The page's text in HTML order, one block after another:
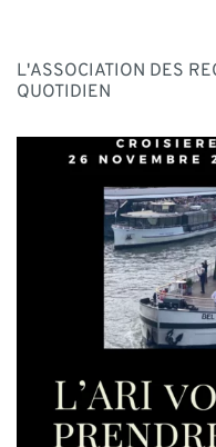
L'ASSOCIATION DES
QUOTIDIEN